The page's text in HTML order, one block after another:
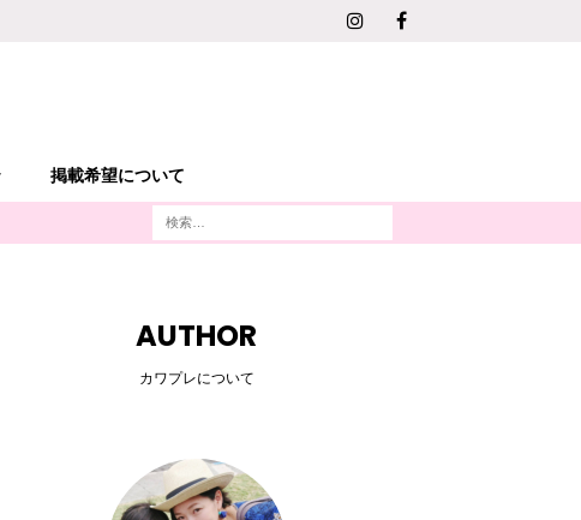
掲載希望について
AUTHOR
カワプレについて